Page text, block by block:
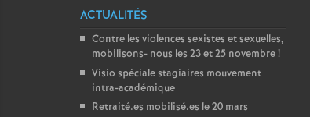
ACTUALITÉS
Contre les violences sexistes et sexuelles,
mobilisons- nous les 23 et 25 novembre!
Visio spéciale stagiaires mouvement
intra-académique
Retraité.es mobilisé.es le 20 mars